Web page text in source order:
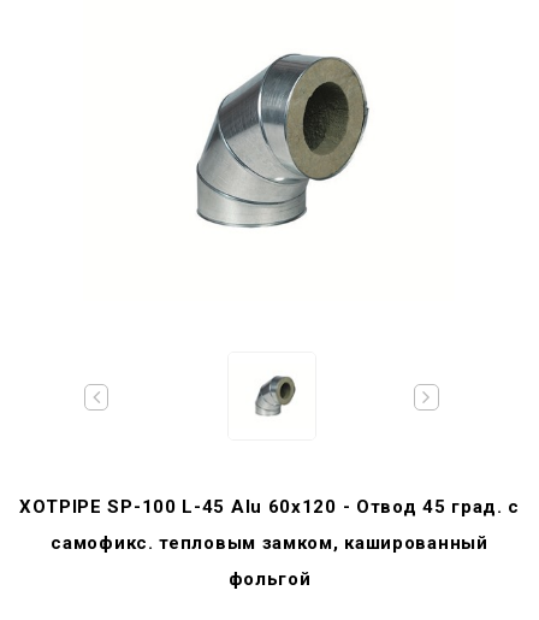
XOTPIPE SP-100 L-45 Alu 60x120 - Отвод 45 град. c
самофикс. тепловым замком, кашированный
фольгой